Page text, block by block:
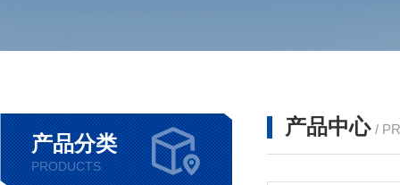
产品分类
PRODUCTS
产品中心 /